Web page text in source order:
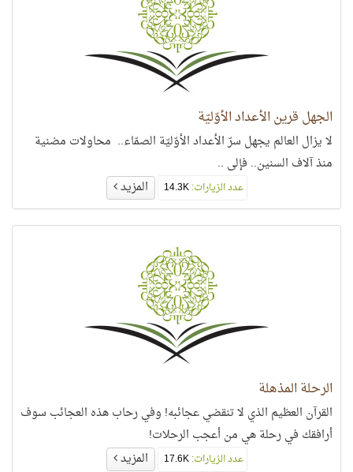
الجهل قرين الأعداد الأوّليّة
لا يزال العالم يجهل سرّ الأعداد الأوّليّة الصمّاء.. محاولات مضنية
منذ آلاف السنين.. فإلى ..
عدد الزيارات:14.3K المزيد
الرحلة المذهلة
القرآن العظيم الذي لا تنقضي عجائبه! وفي رحاب هذه العجائب سوف
أرافقك في رحلة هي من أعجب الرحلات!
عدد الزيارات:17.6K المزيد